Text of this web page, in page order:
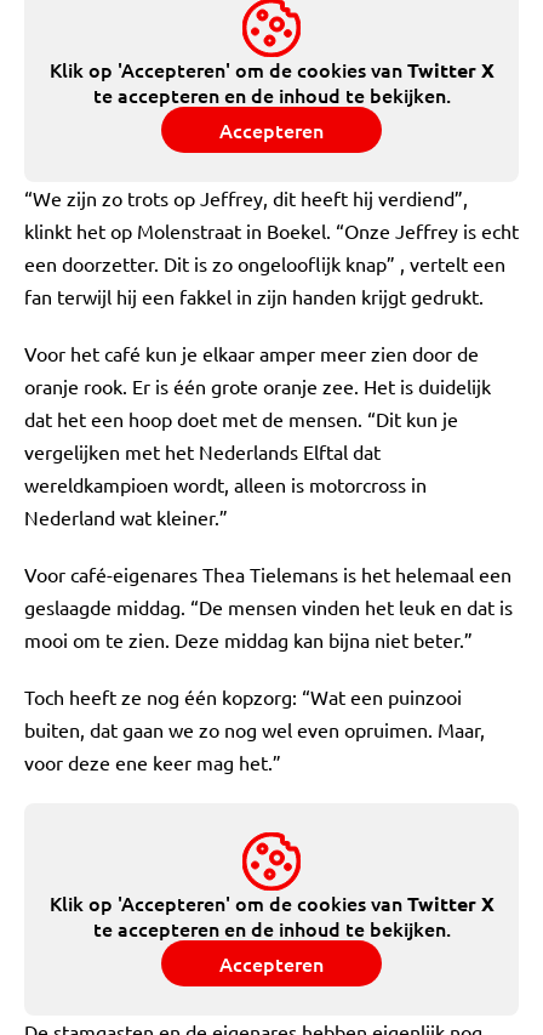
Klik op 'Accepteren' om de cookies vanTwitter X
te accepteren en de inhoud te bekijken.
Accepteren
“We zijn zo trots op Jeffrey, dit heeft hij verdiend”,
klinkt het op Molenstraat in Boekel. “Onze Jeffrey is echt
een doorzetter. Dit is zo ongelooflijk knap” , vertelt een
fan terwijl hij een fakkel in zijn handen krijgt gedrukt.
Voor het café kun je elkaar amper meer zien door de
oranje rook. Er is één grote oranje zee. Het is duidelijk
dat het een hoop doet met de mensen. “Dit kun je
vergelijken met het Nederlands Elftal dat
wereldkampioen wordt, alleen is motorcross in
Nederland wat kleiner.”
Voor café-eigenares Thea Tielemans is het helemaal een
geslaagde middag. “De mensen vinden het leuk en dat is
mooi om te zien. Deze middag kan bijna niet beter.”
Toch heeft ze nog één kopzorg: “Wat een puinzooi
buiten, dat gaan we zo nog wel even opruimen. Maar,
voor deze ene keer mag het.”
Klik op 'Accepteren' om de cookies vanTwitter X
te accepteren en de inhoud te bekijken.
Accepteren